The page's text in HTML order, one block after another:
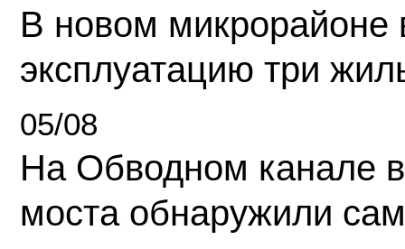
В новом микрорайоне
эксплуатацию три
05/08
На Обводном канале
моста обнаружили